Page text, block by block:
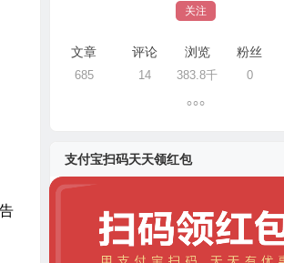
关注
文章
685
评论
14
浏览
383.8千
粉丝
0
支付宝扫码天天领红包